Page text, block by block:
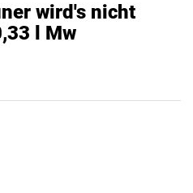
wird's nicht
l Mw